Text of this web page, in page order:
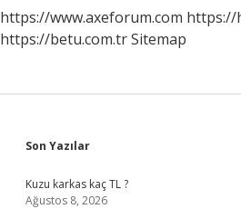
https://www.axeforum.com https://
https://betu.com.trSitemap
Sidebar
Son Yazılar
Kuzu karkas kaç TL ?
Ağustos 8, 2026